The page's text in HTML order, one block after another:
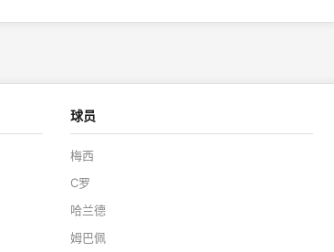
球员
梅西
C罗
哈兰德
姆巴佩